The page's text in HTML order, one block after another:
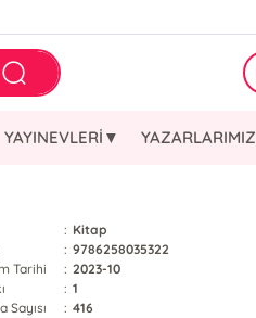
YAYINEVLERİ▼ YAZARLARIMIZ
: Kitap
: 9786258035322
Tarihi
: 2023-10
: 1
Sayısı
: 416